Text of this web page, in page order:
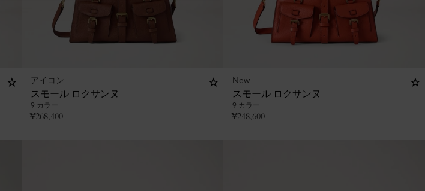
アイコン
スモール ロクサンヌ
9 カラー
¥268,400
New
スモール ロクサンヌ
9 カラー
¥248,600